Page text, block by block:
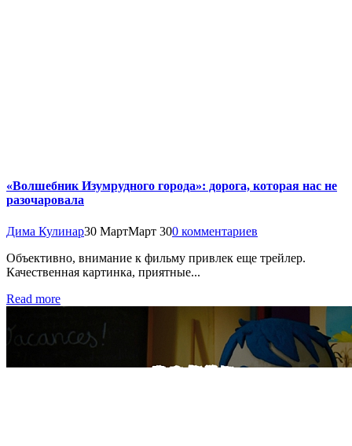
«Волшебник Изумрудного города»: дорога, которая нас не
разочаровала
Дима Кулинар30 МартМарт 300 комментариев
Объективно, внимание к фильму привлек еще трейлер.
Качественная картинка, приятные...
Read more